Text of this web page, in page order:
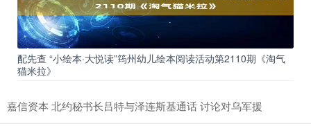
配先查 “小绘本·大悦读”筠州幼儿绘本阅读活动第2110期《淘气
猫米拉》
嘉信资本 北约秘书长吕特与泽连斯基通话 讨论对乌军援